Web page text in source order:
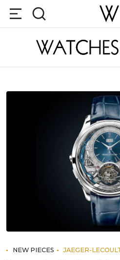
NEW PIECES JAEGER-